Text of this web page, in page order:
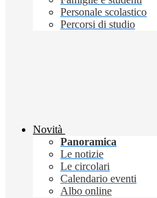
Personale scolastico
Percorsi di studio
Novità
Panoramica
Le notizie
Le circolari
Calendario eventi
Albo online